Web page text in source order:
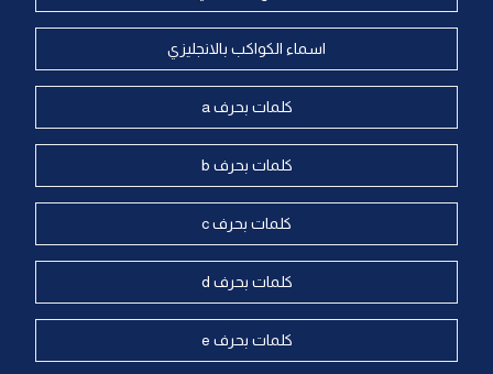
اسماء الكواكب بالانجليزي
كلمات بحرف a
كلمات بحرف b
كلمات بحرف c
كلمات بحرف d
كلمات بحرف e